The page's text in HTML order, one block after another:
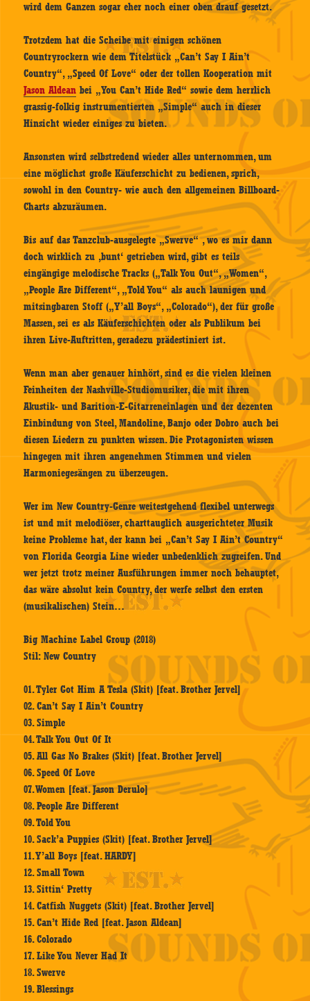
wird dem Ganzen sogar eher noch einer oben drauf gesetzt.
Trotzdem hat die Scheibe mit einigen schönen
Countryrockern wie dem Titelstück „Can’t Say I Ain’t
Country“, „Speed Of Love“ oder der tollen Kooperation mit
Jason Aldean bei „You Can’t Hide Red“ sowie dem herrlich
grassig-folkig instrumentierten „Simple“ auch in dieser
Hinsicht wieder einiges zu bieten.
Ansonsten wird selbstredend wieder alles unternommen, um
eine möglichst große Käuferschicht zu bedienen, sprich,
sowohl in den Country- wie auch den allgemeinen Billboard-
Charts abzuräumen.
Bis auf das Tanzclub-ausgelegte „Swerve“ , wo es mir dann
doch wirklich zu ‚bunt‘ getrieben wird, gibt es teils
eingängige melodische Tracks („Talk You Out“, „Women“,
„People Are Different“, „Told You“ als auch launigen und
mitsingbaren Stoff („Y’all Boys“, „Colorado“), der für große
Massen, sei es als Käuferschichten oder als Publikum bei
ihren Live-Auftritten, geradezu prädestiniert ist.
Wenn man aber genauer hinhört, sind es die vielen kleinen
Feinheiten der Nashville-Studiomusiker, die mit ihren
Akustik- und Barition-E-Gitarreneinlagen und der dezenten
Einbindung von Steel, Mandoline, Banjo oder Dobro auch bei
diesen Liedern zu punkten wissen. Die Protagonisten wissen
hingegen mit ihren angenehmen Stimmen und vielen
Harmoniegesängen zu überzeugen.
Wer im New Country-Genre weitestgehend flexibel unterwegs
ist und mit melodiöser, charttauglich ausgerichteter Musik
keine Probleme hat, der kann bei „Can’t Say I Ain’t Country“
von Florida Georgia Line wieder unbedenklich zugreifen. Und
wer jetzt trotz meiner Ausführungen immer noch behauptet,
das wäre absolut kein Country, der werfe selbst den ersten
(musikalischen) Stein…
Big Machine Label Group (2018)
Stil: New Country
01. Tyler Got Him A Tesla (Skit) [feat. Brother Jervel]
02. Can’t Say I Ain’t Country
03. Simple
04. Talk You Out Of It
05. All Gas No Brakes (Skit) [feat. Brother Jervel]
06. Speed Of Love
07. Women [feat. Jason Derulo]
08. People Are Different
09. Told You
10. Sack’a Puppies (Skit) [feat. Brother Jervel]
11. Y’all Boys [feat. HARDY]
12. Small Town
13. Sittin‘ Pretty
14. Catfish Nuggets (Skit) [feat. Brother Jervel]
15. Can’t Hide Red [feat. Jason Aldean]
16. Colorado
17. Like You Never Had It
18. Swerve
19. Blessings